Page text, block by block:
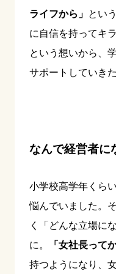
ライフから」 とい
に自信を持ってキ
という想いから、
サポートしていき
なんで経営者に
小学校高学年くら
悩んでいました。
く「どんな立場に
に。
「女社長って
持つようになり、